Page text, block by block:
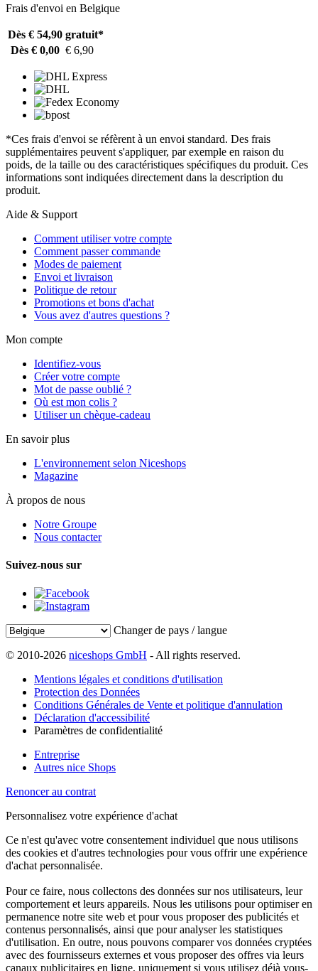
Frais d'envoi en Belgique
Dès € 54,90 gratuit*
Dès € 0,00 € 6,90
*Ces frais d'envoi se réfèrent à un envoi standard. Des frais
supplémentaires peuvent s'appliquer, par exemple en raison du
poids, de la taille ou des caractéristiques spécifiques du produit. Ces
informations sont indiquées directement dans la description du
produit.
Aide & Support
Comment utiliser votre compte
Comment passer commande
Modes de paiement
Envoi et livraison
Politique de retour
Promotions et bons d'achat
Vous avez d'autres questions ?
Mon compte
Identifiez-vous
Créer votre compte
Mot de passe oublié ?
Où est mon colis ?
Utiliser un chèque-cadeau
En savoir plus
L'environnement selon Niceshops
Magazine
À propos de nous
Notre Groupe
Nous contacter
Suivez-nous sur
Changer de pays / langue
© 2010-2026 niceshops GmbH - All rights reserved.
Mentions légales et conditions d'utilisation
Protection des Données
Conditions Générales de Vente et politique d'annulation
Déclaration d'accessibilité
Paramètres de confidentialité
Entreprise
Autres nice Shops
Renoncer au contrat
Personnalisez votre expérience d'achat
Ce n'est qu'avec votre consentement individuel que nous utilisons
des cookies et d'autres technologies pour vous offrir une expérience
d'achat personnalisée.
Pour ce faire, nous collectons des données sur nos utilisateurs, leur
comportement et leurs appareils. Nous les utilisons pour optimiser en
permanence notre site web et pour vous proposer des publicités et
contenus personnalisés, ainsi que pour analyser les statistiques
d'utilisation. En outre, nous pouvons comparer vos données cryptées
avec des fournisseurs externes et vous proposer des offres via leurs
canaux publicitaires en ligne, uniquement si vous utilisez déjà vous-